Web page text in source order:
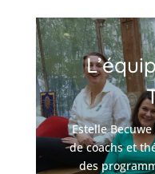
Estelle
de coachs et
des